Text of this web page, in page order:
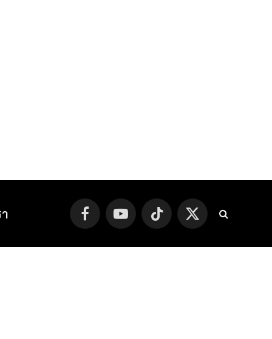
FacebookYouTube TikTok
X
(Twitter)